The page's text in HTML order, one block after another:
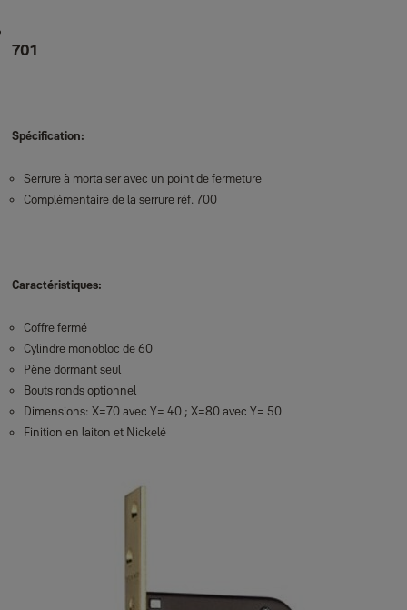
701
Spécification:
Serrure à mortaiser avec un point de fermeture
Complémentaire de la serrure réf. 700
Caractéristiques:
Coffre fermé
Cylindre monobloc de 60
Pêne dormant seul
Bouts ronds optionnel
Dimensions: X=70 avec Y= 40 ; X=80 avec Y= 50
Finition en laiton et Nickelé